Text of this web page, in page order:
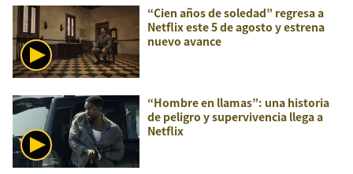
“Cien años de soledad” regresa a
Netflix este 5 de agosto y estrena
nuevo avance
“Hombre en llamas”: una historia
de peligro y supervivencia llega a
Netflix